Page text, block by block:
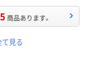
商品あります。
見る